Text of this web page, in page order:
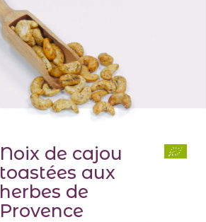
Noix de cajou
toastées aux
herbes de
Provence